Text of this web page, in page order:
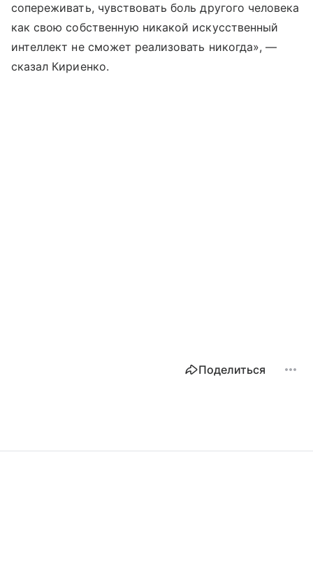
сопереживать, чувствовать боль другого человека
как свою собственную никакой искусственный
интеллект не сможет реализовать никогда», —
сказал Кириенко.
Поделиться